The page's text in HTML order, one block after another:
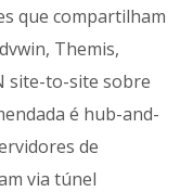
que compartilham
Themis,
site-to-site sobre
é hub-and-
de
via túnel